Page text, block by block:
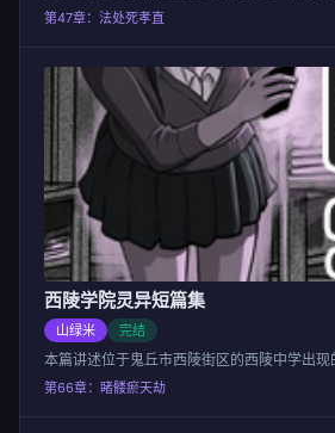
想细看最好提前百度了解一下基督教的一些基
第47章：法处死孝直
西陵学院灵异短篇集
山绿米 完结
本篇讲述位于鬼丘市西陵街区的西陵中学出现
第66章：睹髅瘀天劫